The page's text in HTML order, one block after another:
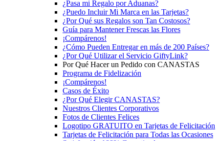
¿Pasa mi Regalo por Aduanas?
¿Puedo Incluir Mi Marca en las Tarjetas?
¿Por Qué sus Regalos son Tan Costosos?
Guía para Mantener Frescas las Flores
¡Compárenos!
¿Cómo Pueden Entregar en más de 200 Países?
¿Por Qué Utilizar el Servicio GiftyLink?
Por Qué Hacer un Pedido con CANASTAS
Programa de Fidelización
¡Compárenos!
Casos de Éxito
¿Por Qué Elegir CANASTAS?
Nuestros Clientes Corporativos
Fotos de Clientes Felices
Logotipo GRATUITO en Tarjetas de Felicitación
Tarjetas de Felicitación para Todas las Ocasiones